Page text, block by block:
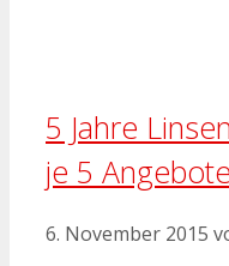
5 Jahre
je 5
6. November 2015